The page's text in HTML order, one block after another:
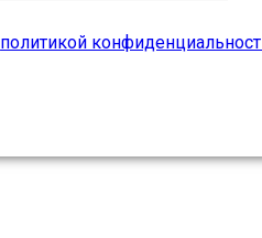
политикой